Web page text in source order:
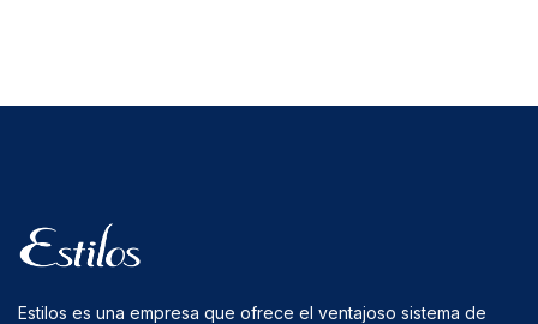
Estilos es una empresa que ofrece el ventajoso sistema de